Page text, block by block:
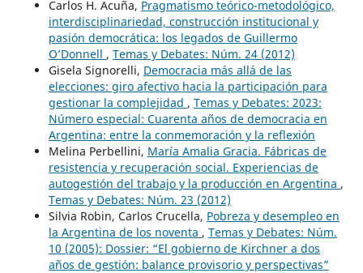
Carlos H. Acuña, Pragmatismo teórico-metodológico,
interdisciplinariedad, construcción institucional y
pasión democrática: los legados de Guillermo
O’Donnell , Temas y Debates: Núm. 24 (2012)
Gisela Signorelli, Democracia más allá de las
elecciones: giro afectivo hacia la participación para
gestionar la complejidad , Temas y Debates: 2023:
Número especial: Cuarenta años de democracia en
Argentina: entre la conmemoración y la reflexión
Melina Perbellini, María Amalia Gracia. Fábricas de
resistencia y recuperación social. Experiencias de
autogestión del trabajo y la producción en Argentina ,
Temas y Debates: Núm. 23 (2012)
Silvia Robin, Carlos Crucella, Pobreza y desempleo en
la Argentina de los noventa , Temas y Debates: Núm.
10 (2005): Dossier: “El gobierno de Kirchner a dos
años de gestión: balance provisorio y perspectivas”